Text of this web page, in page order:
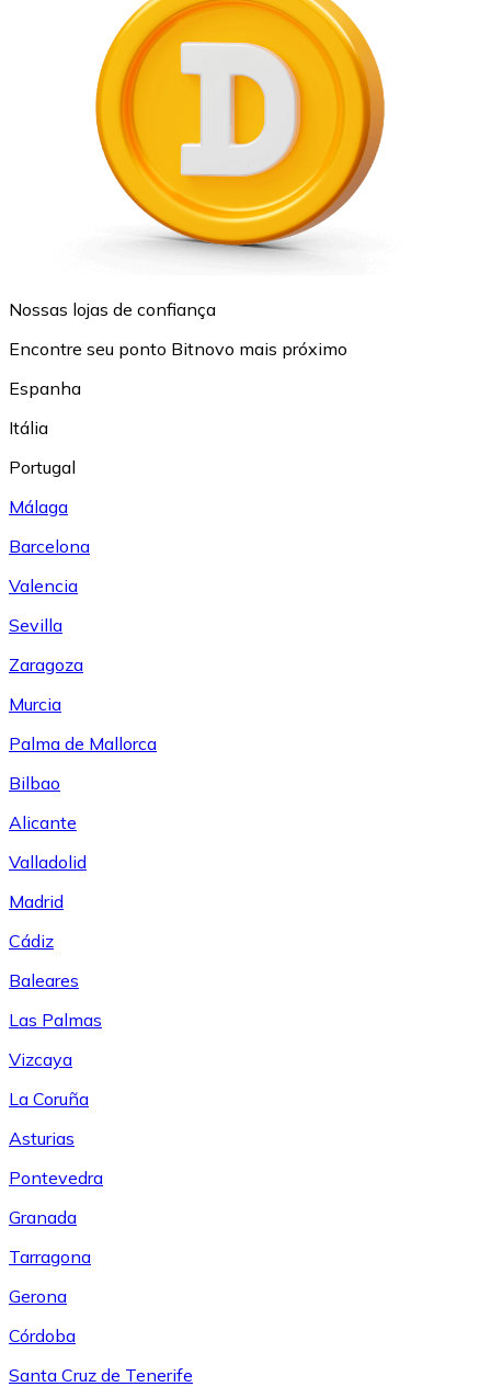
Nossas lojas de confiança
Encontre seu ponto Bitnovo mais próximo
Espanha
Itália
Portugal
Málaga
Barcelona
Valencia
Sevilla
Zaragoza
Murcia
Palma de Mallorca
Bilbao
Alicante
Valladolid
Madrid
Cádiz
Baleares
Las Palmas
Vizcaya
La Coruña
Asturias
Pontevedra
Granada
Tarragona
Gerona
Córdoba
Santa Cruz de Tenerife